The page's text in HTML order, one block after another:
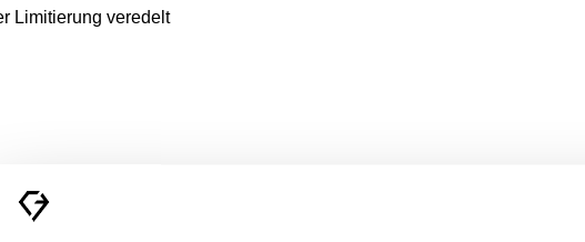
Limitierung veredelt